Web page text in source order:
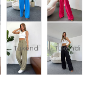
Tükendi Tükendi